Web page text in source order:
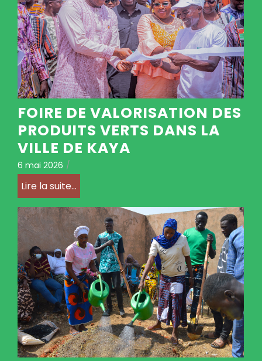
FOIRE DE VALORISATION DES
PRODUITS VERTS DANS LA
VILLE DE KAYA
6 mai 2026 /
Lire la suite...